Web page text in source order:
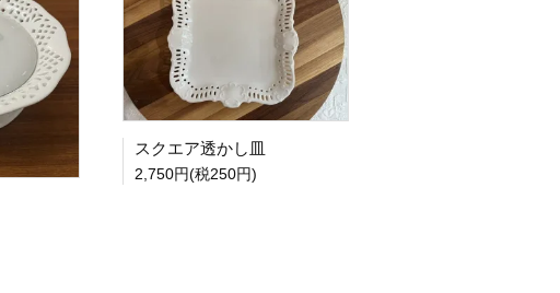
スクエア透かし皿
2,750円(税250円)